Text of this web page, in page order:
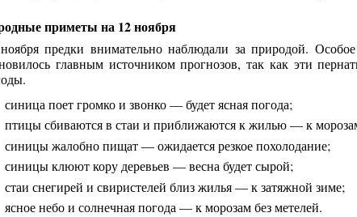
приметы на 12 ноября
предки внимательно наблюдали за природой.
главным источником прогнозов, так как эти
синица поет громко и звонко — будет ясная погода;
птицы сбиваются в стаи и приближаются к жилью — к
синицы жалобно пищат — ожидается резкое похолодание;
синицы клюют кору деревьев — весна будет сырой;
стаи снегирей и свиристелей близ жилья — к затяжной зиме;
ясное небо и солнечная погода — к морозам без метелей.